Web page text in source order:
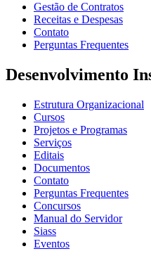
Gestão de Contratos
Receitas e Despesas
Contato
Perguntas Frequentes
Desenvolvimento
Estrutura Organizacional
Cursos
Projetos e Programas
Serviços
Editais
Documentos
Contato
Perguntas Frequentes
Concursos
Manual do Servidor
Siass
Eventos